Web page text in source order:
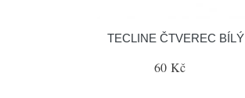
TECLINE ČTVEREC BÍLÝ
60 Kč